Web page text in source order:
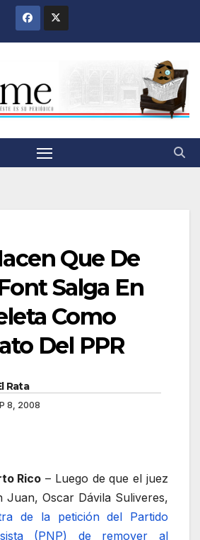
Que De
Salga En
Como
Del PPR
Rata
8, 2008
Rico – Luego de que el juez
Juan, Oscar Dávila Suliveres,
de la petición del Partido
(PNP) de remover al